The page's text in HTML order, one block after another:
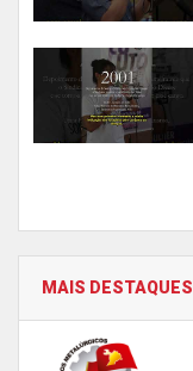
MAIS DESTAQUES